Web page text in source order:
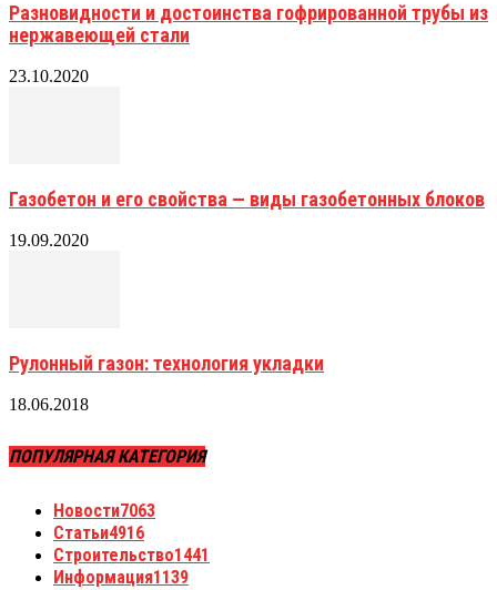
Разновидности и достоинства гофрированной трубы из
нержавеющей стали
23.10.2020
Газобетон и его свойства — виды газобетонных блоков
19.09.2020
Рулонный газон: технология укладки
18.06.2018
ПОПУЛЯРНАЯ КАТЕГОРИЯ
Новости7063
Статьи4916
Строительство1441
Информация1139